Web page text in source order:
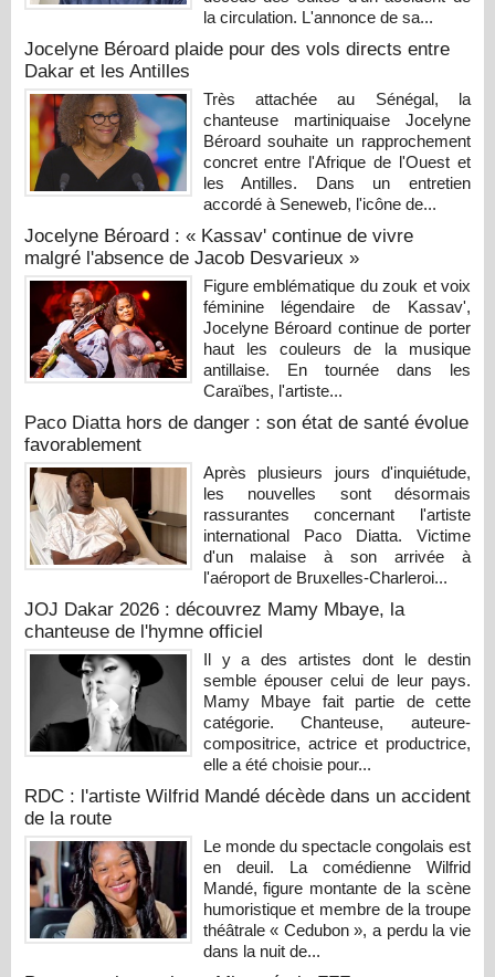
la circulation. L'annonce de sa...
Jocelyne Béroard plaide pour des vols directs entre
Dakar et les Antilles
Très attachée au Sénégal, la
chanteuse martiniquaise Jocelyne
Béroard souhaite un rapprochement
concret entre l'Afrique de l'Ouest et
les Antilles. Dans un entretien
accordé à Seneweb, l'icône de...
Jocelyne Béroard : « Kassav' continue de vivre
malgré l'absence de Jacob Desvarieux »
Figure emblématique du zouk et voix
féminine légendaire de Kassav',
Jocelyne Béroard continue de porter
haut les couleurs de la musique
antillaise. En tournée dans les
Caraïbes, l'artiste...
Paco Diatta hors de danger : son état de santé évolue
favorablement
Après plusieurs jours d'inquiétude,
les nouvelles sont désormais
rassurantes concernant l'artiste
international Paco Diatta. Victime
d'un malaise à son arrivée à
l'aéroport de Bruxelles-Charleroi...
JOJ Dakar 2026 : découvrez Mamy Mbaye, la
chanteuse de l'hymne officiel
Il y a des artistes dont le destin
semble épouser celui de leur pays.
Mamy Mbaye fait partie de cette
catégorie. Chanteuse, auteure-
compositrice, actrice et productrice,
elle a été choisie pour...
RDC : l'artiste Wilfrid Mandé décède dans un accident
de la route
Le monde du spectacle congolais est
en deuil. La comédienne Wilfrid
Mandé, figure montante de la scène
humoristique et membre de la troupe
théâtrale « Cedubon », a perdu la vie
dans la nuit de...